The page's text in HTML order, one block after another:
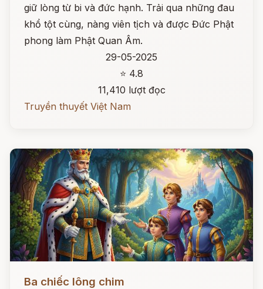
giữ lòng từ bi và đức hạnh. Trải qua những đau
khổ tột cùng, nàng viên tịch và được Đức Phật
phong làm Phật Quan Âm.
29-05-2025
⭐ 4.8
11,410 lượt đọc
Truyền thuyết Việt Nam
Ba chiếc lông chim